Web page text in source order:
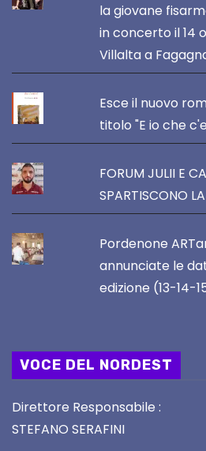
la giovane
in concerto il 14
Villalta a
Esce il nuovo
titolo "E io che
FORUM JULII E
SPARTISCONO
Pordenone
annunciate le
edizione (13-14-
VOCE DEL NORDEST
Direttore Responsabile :
STEFANO SERAFINI